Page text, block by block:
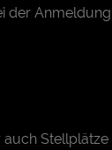
der Anmeldung
Stellplätze